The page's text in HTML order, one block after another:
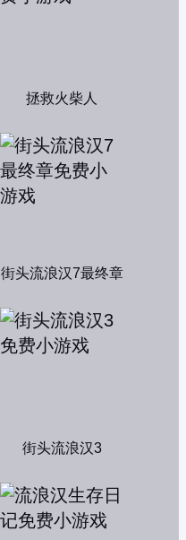
拯救火柴人
街头流浪汉7最终章
街头流浪汉3